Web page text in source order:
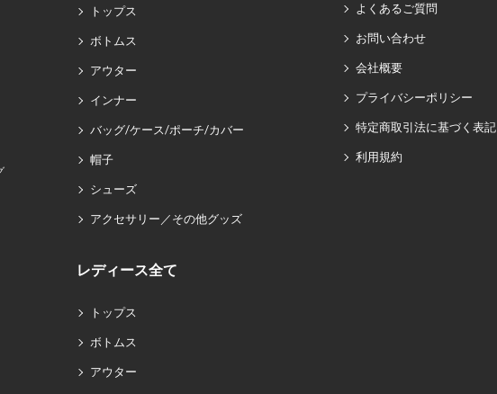
トップス
ボトムス
アウター
インナー
バッグ/ケース/ポーチ/カバー
帽子
シューズ
アクセサリー／その他グッズ
レディース全て
トップス
ボトムス
アウター
よくあるご質問
お問い合わせ
会社概要
プライバシーポリシー
特定商取引法に基づく表記
利用規約